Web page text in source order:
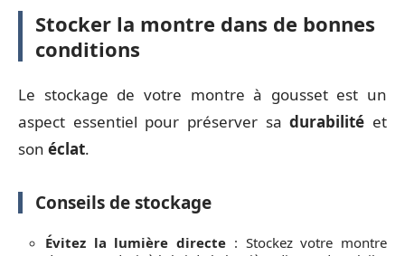
Stocker la montre dans de bonnes
conditions
Le stockage de votre montre à gousset est un
aspect essentiel pour préserver sadurabilité et
son éclat.
Conseils de stockage
Évitez la lumière directe : Stockez votre montre